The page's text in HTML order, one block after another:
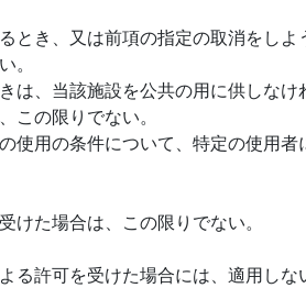
とき、又は前項の指定の取消をしよ
。
は、当該施設を公共の用に供しなけ
この限りでない。
使用の条件について、特定の使用者
た場合は、この限りでない。
許可を受けた場合には、適用しな